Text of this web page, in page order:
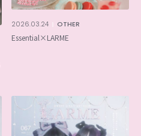
2026.03.24 OTHER
Essential×LARME